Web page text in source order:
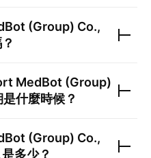
(Group) Co.,
MedBot (Group)
什麼時候？
(Group) Co.,
多少？